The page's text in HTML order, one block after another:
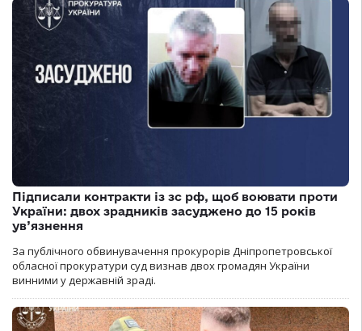
Підписали контракти із зс рф, щоб воювати проти
України: двох зрадників засуджено до 15 років
ув’язнення
За публічного обвинувачення прокурорів Дніпропетровської
обласної прокуратури суд визнав двох громадян України
винними у державній зраді.